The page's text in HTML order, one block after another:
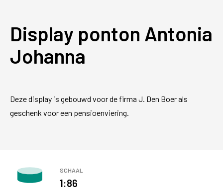
Display ponton Antonia
Johanna
Deze display is gebouwd voor de firma J. Den Boer als
geschenk voor een pensioenviering.
SCHAAL
1:86